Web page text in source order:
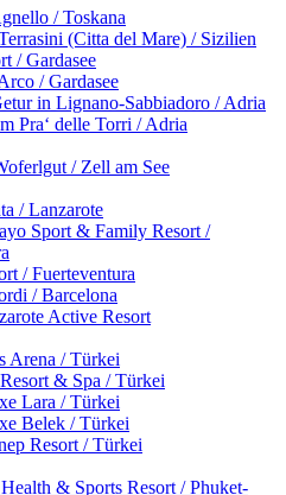
/ Toskana
(Citta del Mare) / Sizilien
/ Gardasee
/ Gardasee
in Lignano-Sabbiadoro / Adria
Pra‘ delle Torri / Adria
/ Zell am See
/ Lanzarote
Sport & Family Resort /
/ Fuerteventura
/ Barcelona
Active Resort
Arena / Türkei
& Spa / Türkei
Lara / Türkei
Belek / Türkei
Resort / Türkei
& Sports Resort / Phuket-